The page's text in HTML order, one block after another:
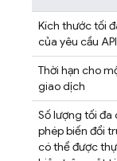
Kích thước tối
của yêu cầu API
Thời hạn cho
giao dịch
Số lượng tối đa
phép biến đổi
có thể được